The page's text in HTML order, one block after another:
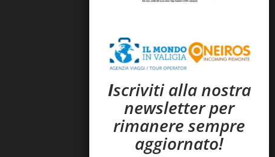
Iscriviti alla nostra
newsletter per
rimanere sempre
aggiornato!